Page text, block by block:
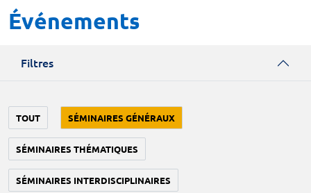
Événements
Filtres
TOUT SÉMINAIRES GÉNÉRAUX
SÉMINAIRES THÉMATIQUES
SÉMINAIRES INTERDISCIPLINAIRES